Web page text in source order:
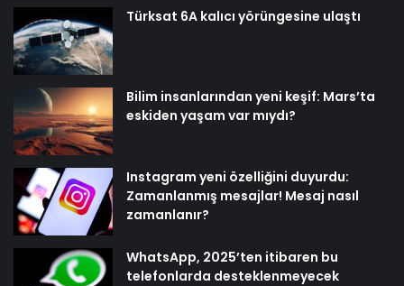
Türksat 6A kalıcı yörüngesine ulaştı
Bilim insanlarından yeni keşif: Mars’ta
eskiden yaşam var mıydı?
Instagram yeni özelliğini duyurdu:
Zamanlanmış mesajlar! Mesaj nasıl
zamanlanır?
WhatsApp, 2025’ten itibaren bu
telefonlarda desteklenmeyecek